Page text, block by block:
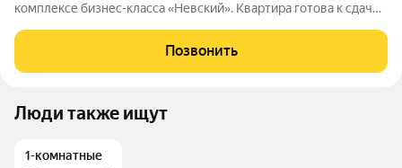
комплексе бизнес-класса «Невский». Квартира готова к сдаче
кухня-гостиная, 2 сан.узла. Квартира меблирована и
оборудована всей
Позвонить
Люди также ищут
1-комнатные